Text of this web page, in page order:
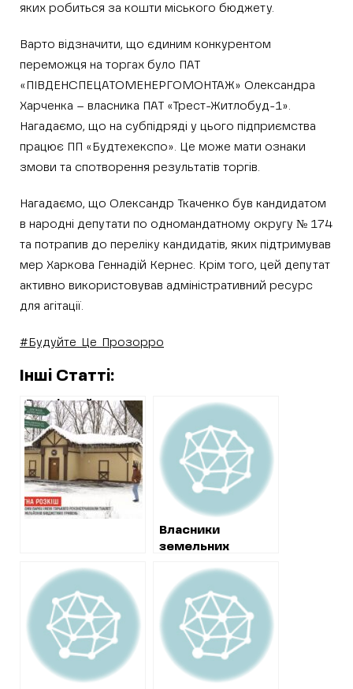
яких робиться за кошти міського бюджету.
Варто відзначити, що єдиним конкурентом
переможця на торгах було ПАТ
«ПІВДЕНСПЕЦАТОМЕНЕРГОМОНТАЖ» Олександра
Харченка – власника ПАТ «Трест-Житлобуд-1».
Нагадаємо, що на субпідряді у цього підприємства
працює ПП «Будтехекспо». Це може мати ознаки
змови та спотворення результатів торгів.
Нагадаємо, що Олександр Ткаченко був кандидатом
в народні депутати по одномандатному округу № 174
та потрапив до переліку кандидатів, яких підтримував
мер Харкова Геннадій Кернес. Крім того, цей депутат
активно використовував адміністративний ресурс
для агітації.
# Будуйте_Це_Прозорро
Інші Статті:
Розкішний туалет
в парку Горького:
відкрито
кримінальне
провадження
Власники
земельних
В’ялівського
водосховища до
кінця серпня
обіцяють
розібрати
незаконні паркани